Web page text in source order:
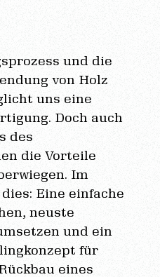
und die
von Holz
uns eine
Doch auch
des
die Vorteile
Im
Eine einfache
neuste
und ein
für
eines